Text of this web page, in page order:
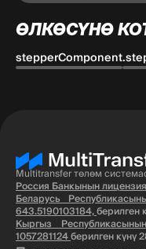
ӨЛКӨСҮНӨ
Multitransfer төлөм
Россия Банкынын
Беларусь
643.5190103184,берилген
Кыргыз
1057281124берилген күнү